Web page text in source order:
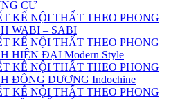
CƯ
KẾ NỘI THẤT THEO PHONG
WABI – SABI
KẾ NỘI THẤT THEO PHONG
HIỆN ĐẠI Modern Style
KẾ NỘI THẤT THEO PHONG
ĐÔNG DƯƠNG Indochine
KẾ NỘI THẤT THEO PHONG